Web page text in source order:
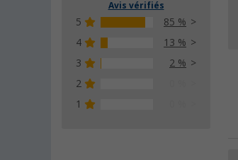
Avis vérifiés
5
85 %
4
13 %
3
2 %
2
1